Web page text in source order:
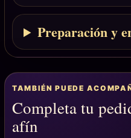
Preparación y
TAMBIÉN PUEDE
Completa tu
afín